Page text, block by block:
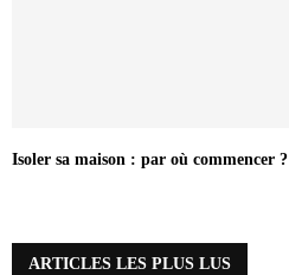
Isoler sa maison : par où commencer ?
ARTICLES LES PLUS LUS